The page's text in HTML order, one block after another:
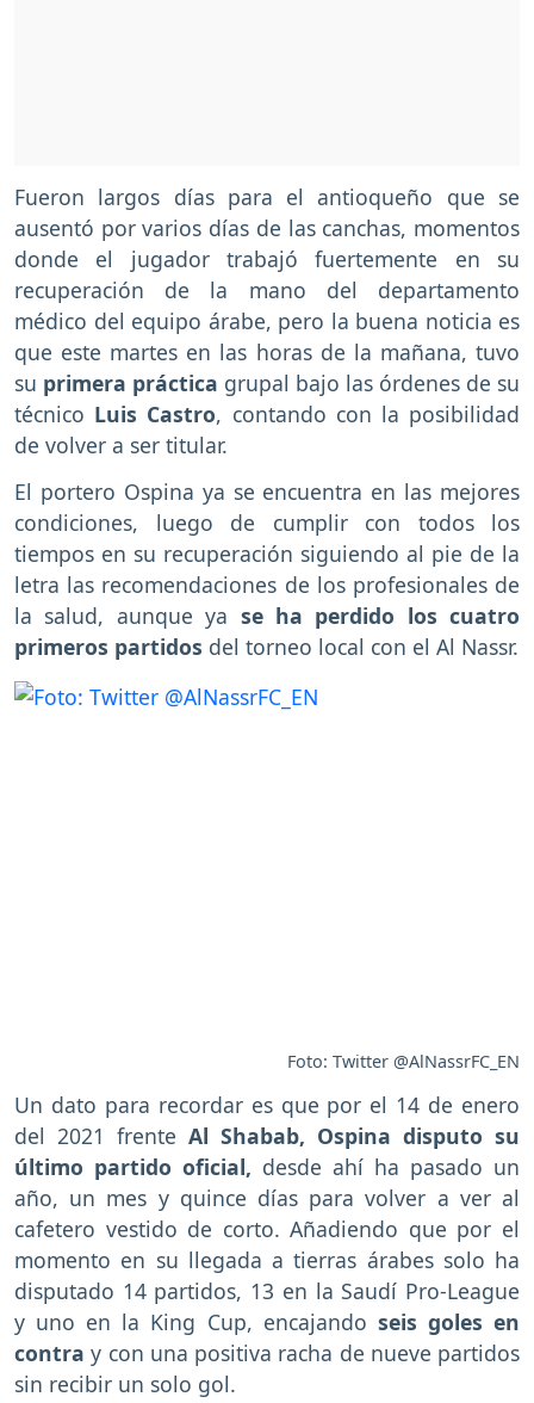
Fueron largos días para el antioqueño que se
ausentó por varios días de las canchas, momentos
donde el jugador trabajó fuertemente en su
recuperación de la mano del departamento
médico del equipo árabe, pero la buena noticia es
que este martes en las horas de la mañana, tuvo
su primera práctica grupal bajo las órdenes de su
técnico Luis Castro, contando con la posibilidad
de volver a ser titular.
El portero Ospina ya se encuentra en las mejores
condiciones, luego de cumplir con todos los
tiempos en su recuperación siguiendo al pie de la
letra las recomendaciones de los profesionales de
la salud, aunque ya se ha perdido los cuatro
primeros partidos del torneo local con el Al Nassr.
Foto: Twitter @AlNassrFC_EN
Un dato para recordar es que por el 14 de enero
del 2021 frente Al Shabab, Ospina disputo su
último partido oficial, desde ahí ha pasado un
año, un mes y quince días para volver a ver al
cafetero vestido de corto. Añadiendo que por el
momento en su llegada a tierras árabes solo ha
disputado 14 partidos, 13 en la Saudí Pro-League
y uno en la King Cup, encajando seis goles en
contray con una positiva racha de nueve partidos
sin recibir un solo gol.